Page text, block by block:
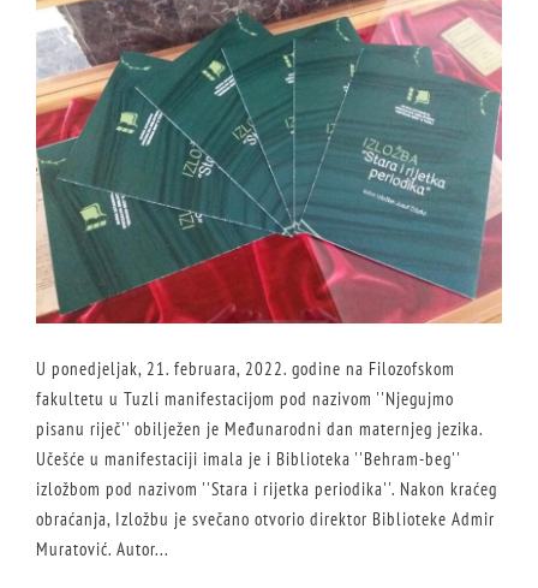
U ponedjeljak, 21. februara, 2022. godine na Filozofskom
fakultetu u Tuzli manifestacijom pod nazivom ''Njegujmo
pisanu riječ'' obilježen je Međunarodni dan maternjeg jezika.
Učešće u manifestaciji imala je i Biblioteka ''Behram-beg''
izložbom pod nazivom ''Stara i rijetka periodika''. Nakon kraćeg
obraćanja, Izložbu je svečano otvorio direktor Biblioteke Admir
Muratović. Autor...